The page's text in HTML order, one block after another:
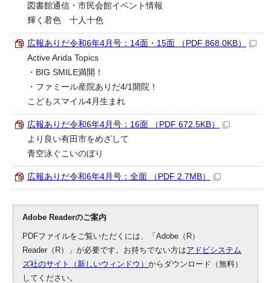
図書館通信・市民会館イベント情報
輝く君色 十人十色
広報ありだ令和6年4月号：14面・15面 （PDF 868.0KB）
Active Arida Topics
・BIG SMILE満開！
・ファミール産院ありだ4/1開院！
こどもスマイル4月生まれ
広報ありだ令和6年4月号：16面 （PDF 672.5KB）
より良い有田市をめざして
青空泳ぐこいのぼり
広報ありだ令和6年4月号：全面 （PDF 2.7MB）
Adobe Readerのご案内
PDFファイルをご覧いただくには、「Adobe（R）
Reader（R）」が必要です。お持ちでない方はアドビシステム
ズ社のサイト（新しいウィンドウ）からダウンロード（無料）
してください。